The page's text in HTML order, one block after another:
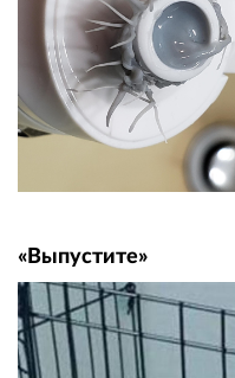
«Выпустите»